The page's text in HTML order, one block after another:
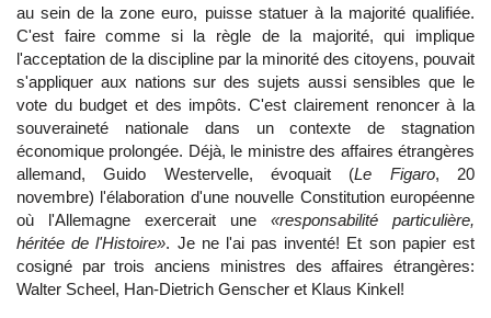
au sein de la zone euro, puisse statuer à la majorité qualifiée.
C'est faire comme si la règle de la majorité, qui implique
l'acceptation de la discipline par la minorité des citoyens, pouvait
s'appliquer aux nations sur des sujets aussi sensibles que le
vote du budget et des impôts. C'est clairement renoncer à la
souveraineté nationale dans un contexte de stagnation
économique prolongée. Déjà, le ministre des affaires étrangères
allemand, Guido Westervelle, évoquait (Le Figaro, 20
novembre) l'élaboration d'une nouvelle Constitution européenne
où l'Allemagne exercerait une «responsabilité particulière,
héritée de l'Histoire». Je ne l'ai pas inventé! Et son papier est
cosigné par trois anciens ministres des affaires étrangères:
Walter Scheel, Han-Dietrich Genscher et Klaus Kinkel!